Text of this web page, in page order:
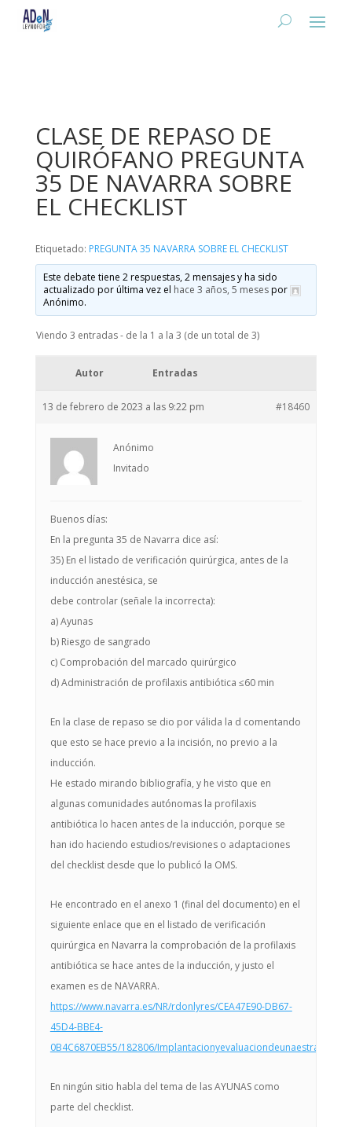
CLASE DE REPASO DE
QUIRÓFANO PREGUNTA
35 DE NAVARRA SOBRE
EL CHECKLIST
Etiquetado: PREGUNTA 35 NAVARRA SOBRE EL CHECKLIST
Este debate tiene 2 respuestas, 2 mensajes y ha sido
actualizado por última vez el hace 3 años, 5 mesespor
Anónimo.
Viendo 3 entradas - de la 1 a la 3 (de un total de 3)
Autor Entradas
13 de febrero de 2023 a las 9:22 pm #18460
Anónimo
Invitado
Buenos días:
En la pregunta 35 de Navarra dice así:
35) En el listado de verificación quirúrgica, antes de la
inducción anestésica, se
debe controlar (señale la incorrecta):
a) Ayunas
b) Riesgo de sangrado
c) Comprobación del marcado quirúrgico
d) Administración de profilaxis antibiótica ≤60 min
En la clase de repaso se dio por válida la d comentando
que esto se hace previo a la incisión, no previo a la
inducción.
He estado mirando bibliografía, y he visto que en
algunas comunidades autónomas la profilaxis
antibiótica lo hacen antes de la inducción, porque se
han ido haciendo estudios/revisiones o adaptaciones
del checklist desde que lo publicó la OMS.
He encontrado en el anexo 1 (final del documento) en el
siguiente enlace que en el listado de verificación
quirúrgica en Navarra la comprobación de la profilaxis
antibiótica se hace antes de la inducción, y justo el
examen es de NAVARRA.
https://www.navarra.es/NR/rdonlyres/CEA47E90-DB67-
45D4-BBE4-
0B4C6870EB55/182806/
En ningún sitio habla del tema de las AYUNAS como
parte del checklist.